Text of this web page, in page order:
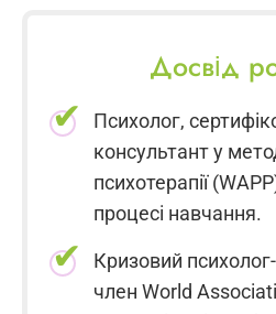
Досвід
Психолог,
консультант у
психотерапії
процесі навчання.
Кризовий
член World